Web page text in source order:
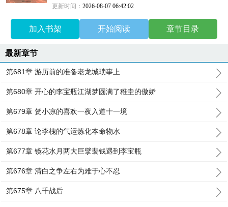
更新时间：2026-08-07 06:42:02
加入书架 开始阅读 章节目录
最新章节
第681章 游历前的准备老龙城琐事上
第680章 开心的李宝瓶江湖梦圆满了稚圭的傲娇
第679章 贺小凉的喜欢一夜入道十一境
第678章 论李槐的气运炼化本命物水
第677章 镜花水月两大巨擘裴钱遇到李宝瓶
第676章 清白之争左右为难于心不忍
第675章 八千战后